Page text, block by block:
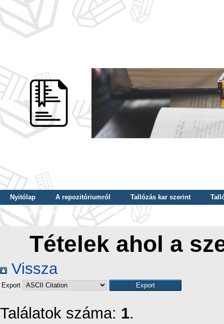
Nyitólap A repozitóriumról Tallózás kar szerint
Tallózás dátum szerint
Tallózás tudományterület szerint
Tételek ahol a
Vissza
Export
Találatok száma: 1.